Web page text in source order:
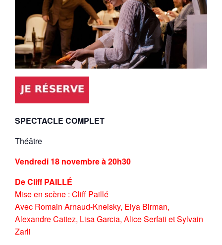
SPECTACLE COMPLET
Théâtre
Vendredi 18 novembre à 20h30
De Cliff PAILLÉ
Mise en scène : Cliff Paillé
Avec Romain Arnaud-Kneisky, Elya Birman,
Alexandre Cattez, Lisa Garcia, Alice Serfati et Sylvain
Zarli